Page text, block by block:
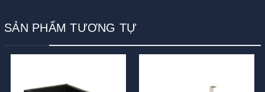
SẢN PHẨM TƯƠNG TỰ